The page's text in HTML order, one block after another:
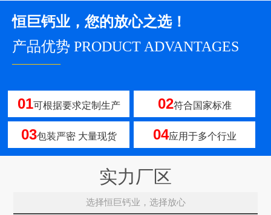
恒巨钙业，您的放心之选！
产品优势 PRODUCT ADVANTAGES
————
01可根据要求定制生产 02符合国家标准
03包装严密 大量现货 04应用于多个行业
实力厂区
选择恒巨钙业，选择放心